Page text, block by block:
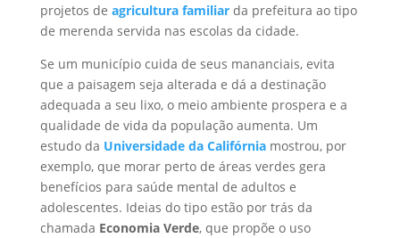
projetos de agricultura familiarda prefeitura ao tipo
de merenda servida nas escolas da cidade.
Se um município cuida de seus mananciais, evita
que a paisagem seja alterada e dá a destinação
adequada a seu lixo, o meio ambiente prospera e a
qualidade de vida da população aumenta. Um
estudo da Universidade da Califórniamostrou, por
exemplo, que morar perto de áreas verdes gera
benefícios para saúde mental de adultos e
adolescentes. Ideias do tipo estão por trás da
chamada Economia Verde, que propõe o uso